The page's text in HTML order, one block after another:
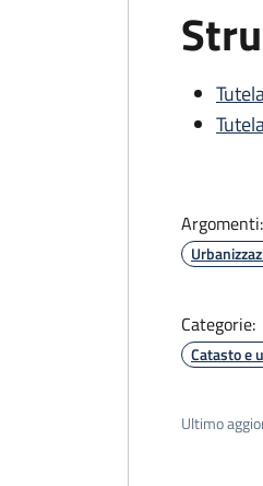
Argomenti:
Categorie:
Catasto e
Ultimo